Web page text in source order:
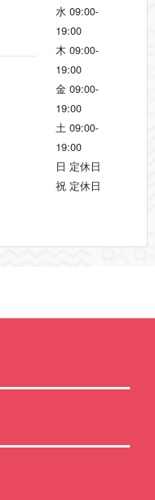
水 09:00-
19:00
木 09:00-
19:00
金 09:00-
19:00
土 09:00-
19:00
日 定休日
祝 定休日